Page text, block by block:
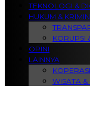
TEKNOLOGI &
HUKUM &
KORUPSI
OPINI
LAINNYA
WISATA &